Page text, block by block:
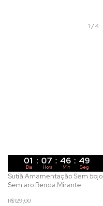
1 /4
01 : 07 : 46 : 47
Dia Hora Min Seg
Sutiã Amamentação Sem bojo
Sem aro Renda Mirante
R$129,00